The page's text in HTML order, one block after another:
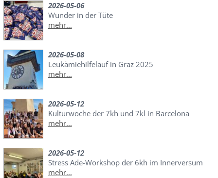
2026-05-06
Wunder in der Tüte
mehr...
2026-05-08
Leukämiehilfelauf in Graz 2025
mehr...
2026-05-12
Kulturwoche der 7kh und 7kl in Barcelona
mehr...
2026-05-12
Stress Ade-Workshop der 6kh im Innerversum
mehr...